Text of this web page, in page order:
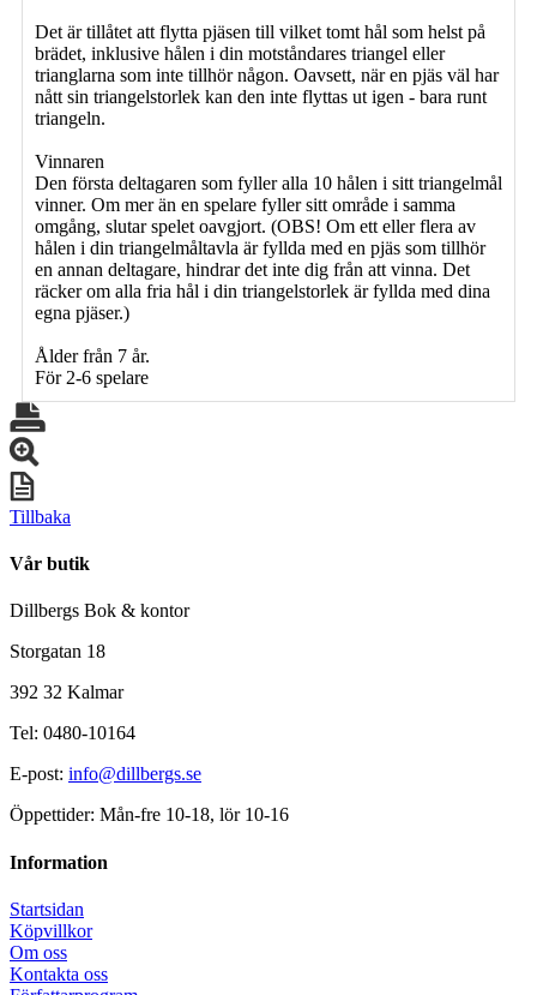
Det är tillåtet att flytta pjäsen till vilket tomt hål som helst på
brädet, inklusive hålen i din motståndares triangel eller
trianglarna som inte tillhör någon. Oavsett, när en pjäs väl har
nått sin triangelstorlek kan den inte flyttas ut igen - bara runt
triangeln.
Vinnaren
Den första deltagaren som fyller alla 10 hålen i sitt triangelmål
vinner. Om mer än en spelare fyller sitt område i samma
omgång, slutar spelet oavgjort. (OBS! Om ett eller flera av
hålen i din triangelmåltavla är fyllda med en pjäs som tillhör
en annan deltagare, hindrar det inte dig från att vinna. Det
räcker om alla fria hål i din triangelstorlek är fyllda med dina
egna pjäser.)
Ålder från 7 år.
För 2-6 spelare
Tillbaka
Vår butik
Dillbergs Bok & kontor
Storgatan 18
392 32 Kalmar
Tel: 0480-10164
E-post: info@dillbergs.se
Öppettider: Mån-fre 10-18, lör 10-16
Information
Startsidan
Köpvillkor
Om oss
Kontakta oss